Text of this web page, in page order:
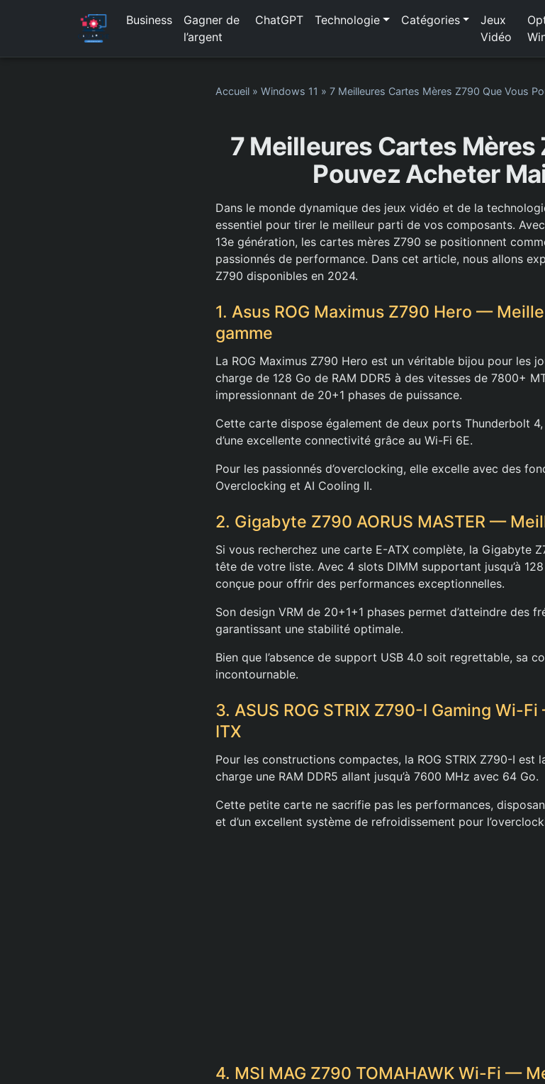
Business
Gagner de
l’argent
ChatGPT Technologie Catégories
Jeux
Vidéo
Accueil » Windows 11 » 7 Meilleures Cartes Mères Z790 Que Vous
7 Meilleures Cartes Mères
Pouvez Acheter
Dans le monde dynamique des jeux vidéo et de la
essentiel pour tirer le meilleur parti de vos composants.
13e génération, les cartes mères Z790 se positionnent
passionnés de performance. Dans cet article, nous allons
Z790 disponibles en 2024.
1. Asus ROG Maximus Z790 Hero —
gamme
La ROG Maximus Z790 Hero est un véritable bijou pour les
charge de 128 Go de RAM DDR5 à des vitesses de 7800+
impressionnant de 20+1 phases de puissance.
Cette carte dispose également de deux ports Thunderbolt
d’une excellente connectivité grâce au Wi-Fi 6E.
Pour les passionnés d’overclocking, elle excelle avec des
Overclocking et AI Cooling II.
2. Gigabyte Z790 AORUS MASTER —
Si vous recherchez une carte E-ATX complète, la Gigabyte
tête de votre liste. Avec 4 slots DIMM supportant jusqu’à
conçue pour offrir des performances exceptionnelles.
Son design VRM de 20+1+1 phases permet d’atteindre des
garantissant une stabilité optimale.
Bien que l’absence de support USB 4.0 soit regrettable, sa
incontournable.
3. ASUS ROG STRIX Z790-I Gaming Wi-
ITX
Pour les constructions compactes, la ROG STRIX Z790-I est
charge une RAM DDR5 allant jusqu’à 7600 MHz avec 64 Go.
Cette petite carte ne sacrifie pas les performances,
et d’un excellent système de refroidissement pour
4. MSI MAG Z790 TOMAHAWK Wi-Fi —